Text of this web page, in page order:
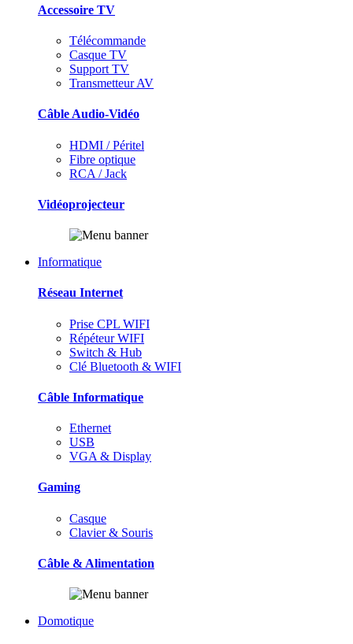
Accessoire TV
Télécommande
Casque TV
Support TV
Transmetteur AV
Câble Audio-Vidéo
HDMI / Péritel
Fibre optique
RCA / Jack
Vidéoprojecteur
Informatique
Réseau Internet
Prise CPL WIFI
Répéteur WIFI
Switch & Hub
Clé Bluetooth & WIFI
Câble Informatique
Ethernet
USB
VGA & Display
Gaming
Casque
Clavier & Souris
Câble & Alimentation
Domotique